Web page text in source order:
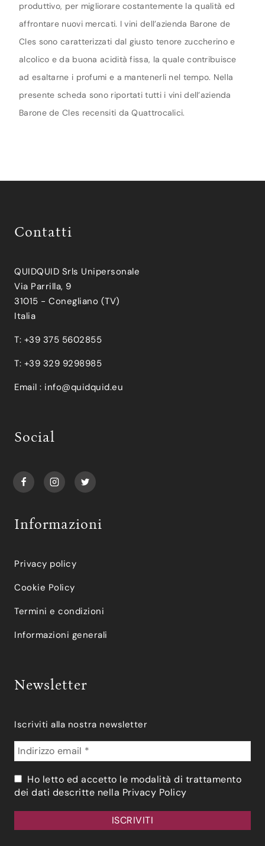
produttivo, per migliorare costantemente la qualità ed
affrontare nuovi mercati. I vini dell’azienda Barone de
Cles sono caratterizzati dal giusto tenore zuccherino e
alcolico e da buona acidità fissa, la quale contribuisce
ad esaltarne i profumi e a mantenerli nel tempo. Nella
presente scheda sono riportati tutti i vini dell’azienda
Barone de Cles recensiti da Quattrocalici.
Contatti
QUIDQUID Srls Unipersonale
Via Parrilla, 9
31015 - Conegliano (TV)
Italia
T: +39 375 5602855
T: +39 329 9298985
Email : info@quidquid.eu
Social
Informazioni
Privacy policy
Cookie Policy
Termini e condizioni
Informazioni generali
Newsletter
Iscriviti alla nostra newsletter
Ho letto ed accetto le modalità di trattamento
dei dati descritte nella Privacy Policy